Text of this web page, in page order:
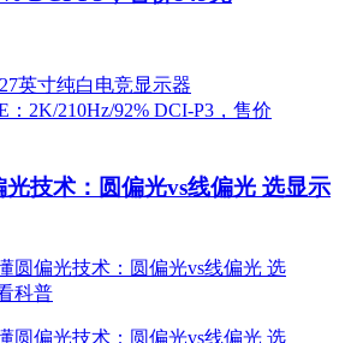
技术：圆偏光vs线偏光 选显示